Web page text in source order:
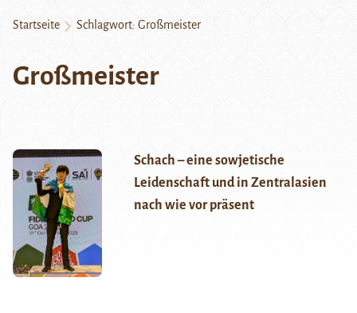
Startseite Schlagwort: Großmeister
Großmeister
Schach – eine sowjetische
Leidenschaft und in Zentralasien
nach wie vor präsent